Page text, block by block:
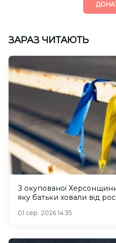
ЗАРАЗ ЧИТАЮТЬ
З окупованої
яку батьки ховали від
01 сер. 2026 14:35